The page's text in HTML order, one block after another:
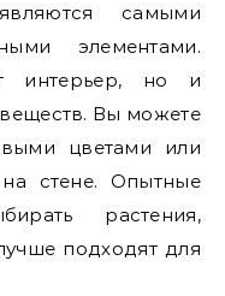
самыми
элементами.
интерьер, но и
Вы можете
цветами или
стене. Опытные
растения,
подходят для